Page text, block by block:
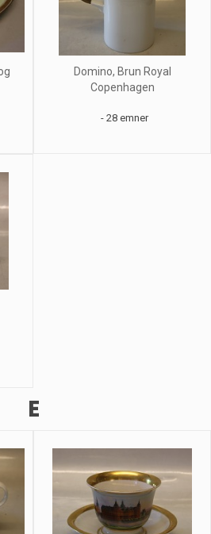
Domino, Brun Royal
Copenhagen
- 28 emner
E